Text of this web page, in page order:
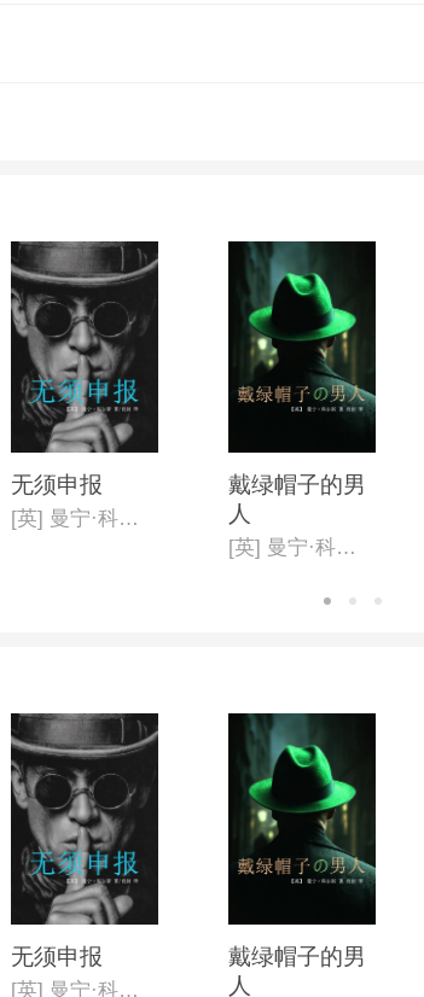
无须申报
[英] 曼宁·科尔斯
戴绿帽子的男
人
[英] 曼宁·科尔斯
无须申报
[英] 曼宁·科尔斯
戴绿帽子的男
人